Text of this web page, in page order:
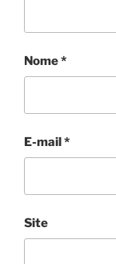
Nome*
E-mail*
Site